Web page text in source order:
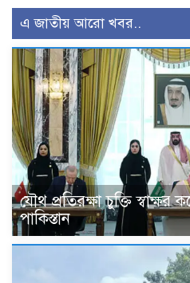
এ জাতীয় আরো খবর..
যৌথ প্রতিরক্ষা চুক্তি স্বাক্ষর
পাকিস্তান